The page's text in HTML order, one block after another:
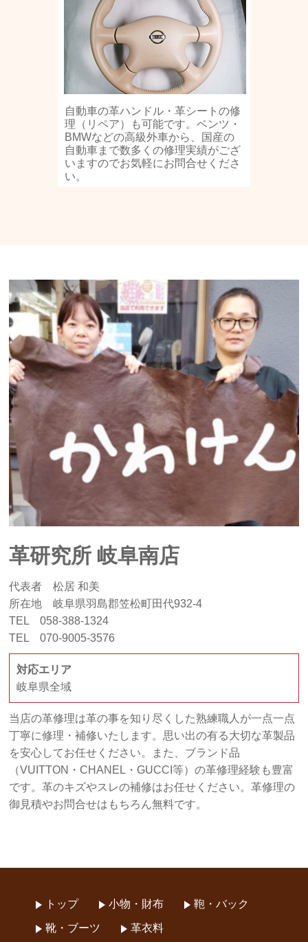
自動車の革ハンドル・革シートの修
理（リペア）も可能です。ベンツ・
BMWなどの高級外車から、国産の
自動車まで数多くの修理実績がござ
いますのでお気軽にお問合せくださ
い。
革研究所 岐阜南店
代表者 松居 和美
所在地 岐阜県羽島郡笠松町田代932-4
TEL 058-388-1324
TEL 070-9005-3576
対応エリア
岐阜県全域
当店の革修理は革の事を知り尽くした熟練職人が一点一点
丁寧に修理・補修いたします。思い出の有る大切な革製品
を安心してお任せください。また、ブランド品
（VUITTON・CHANEL・GUCCI等）の革修理経験も豊富
です。革のキズやスレの補修はお任せください。革修理の
御見積やお問合せはもちろん無料です。
トップ 小物・財布 鞄・バック
靴・ブーツ 革衣料